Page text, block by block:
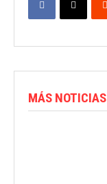
MÁS NOTICIAS